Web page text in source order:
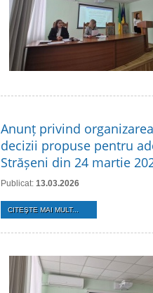
Anunț privind
decizii propuse pentru
Strășeni din 24 martie
Publicat: 13.03.2026
CITEŞTE MAI MULT...